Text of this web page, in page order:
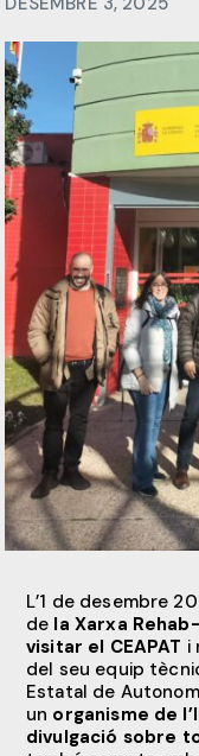
L’1 de desembre
de la Xarxa
visitar el CEAPAT i
del seu equip
Estatal de
un organisme de
divulgació sobre